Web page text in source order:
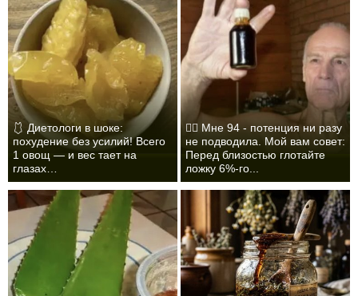
🩱 Диетологи в шоке:
похудение без усилий! Всего
1 овощ — и вес тает на
глазах…
❤️‍🔥 Мне 94 - потенция ни разу
не подводила. Мой вам совет:
Перед близостью глотайте
ложку 6%-го...